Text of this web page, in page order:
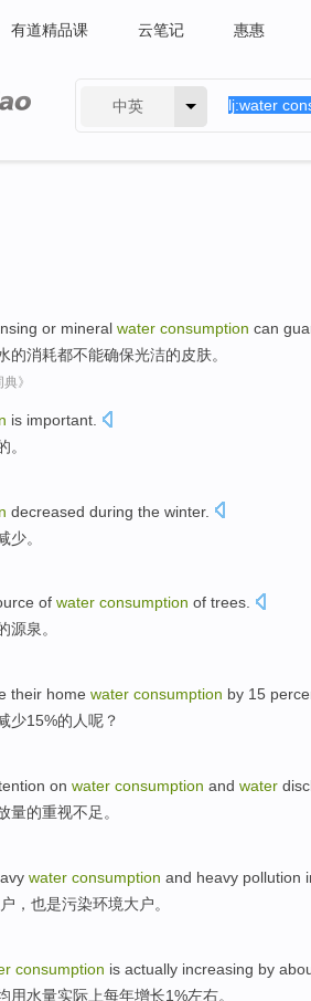
有道精品课 云笔记 惠惠
中英
or mineral water consumption can
的消耗都不能确保光洁的皮肤。
》
is important
。
decreased during the winter.
少。
of water consumption of trees.
源泉。
their home water consumption by 15
少15%的 人呢？
on water consumption and water
量的重视不足 。
water consumption and heavy pollution
，也是污染环境大户。
consumption is actually increasing by
用水量实际上每年增长1%左右。